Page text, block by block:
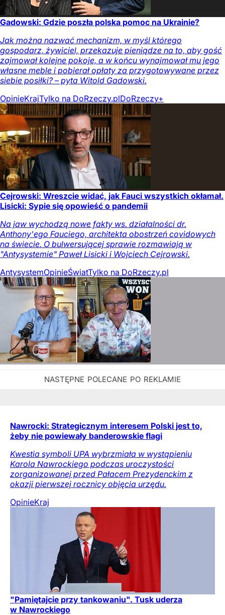
Gadowski: Gdzie poszła polska pomoc na Ukrainie?
Jak można nazwać mechanizm, w myśl którego
gospodarz, żywiciel, przekazuje pieniądze na to, aby gość
zajmował kolejne pokoje, a w końcu wynajmował mu jego
własne meble i pobierał opłaty za przygotowywane przez
siebie posiłki? – pyta Witold Gadowski.
OpinieKrajTylko na DoRzeczy.plDoRzeczy+
Cejrowski: Wreszcie widać, jak Fauci wszystkich okłamał.
Lisicki: Sypie się opowieść o pandemii
Na jaw wychodzą nowe fakty ws. działalności dr.
Anthony'ego Fauciego, architekta obostrzeń covidowych
na świecie. O bulwersującej sprawie rozmawiają w
"Antysystemie" Paweł Lisicki i Wojciech Cejrowski.
AntysystemOpinieŚwiatTylko na DoRzeczy.pl
Nawrocki: Strategicznym interesem Polski jest to,
żeby nie powiewały banderowskie flagi
Kwestia symboli UPA wybrzmiała w wystąpieniu
Karola Nawrockiego podczas uroczystości
zorganizowanej przed Pałacem Prezydenckim z
okazji pierwszej rocznicy objęcia urzędu.
OpinieKraj
"Pamiętajcie przy tankowaniu". Tusk uderza
w Nawrockiego